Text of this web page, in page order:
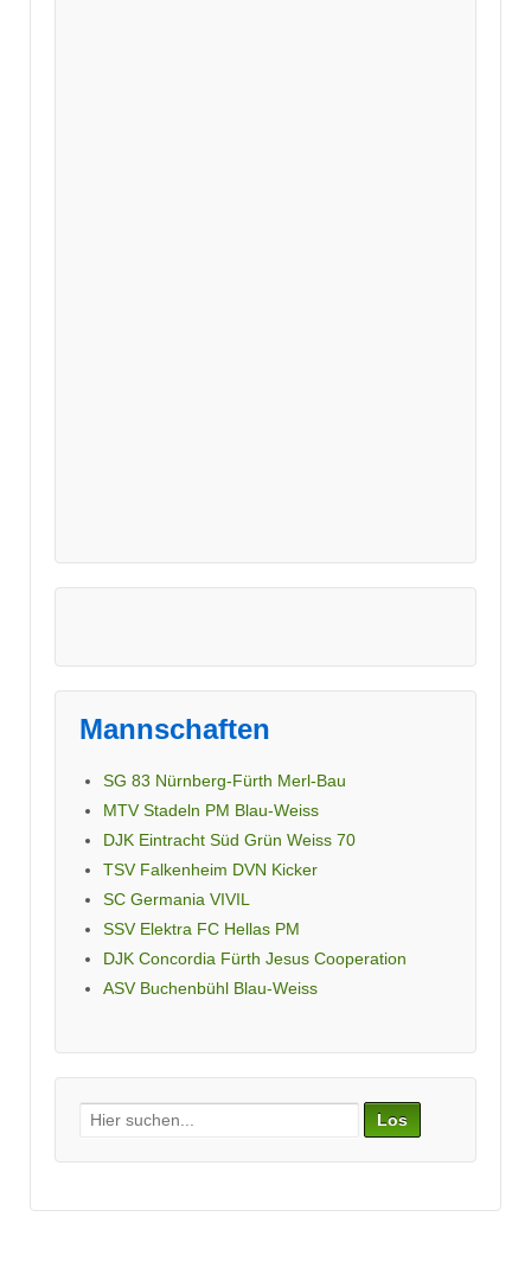
Mannschaften
SG 83 Nürnberg-Fürth Merl-Bau
MTV Stadeln PM Blau-Weiss
DJK Eintracht Süd Grün Weiss 70
TSV Falkenheim DVN Kicker
SC Germania VIVIL
SSV Elektra FC Hellas PM
DJK Concordia Fürth Jesus Cooperation
ASV Buchenbühl Blau-Weiss
Search